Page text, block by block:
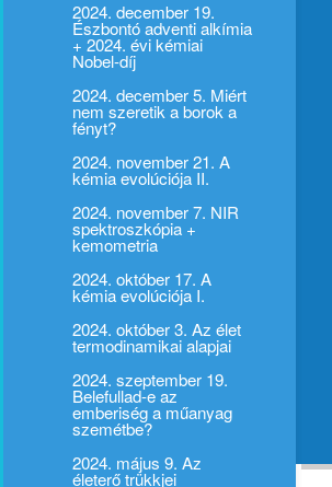
2024. december 19.
Észbontó adventi alkímia
+ 2024. évi kémiai
Nobel-díj
2024. december 5. Miért
nem szeretik a borok a
fényt?
2024. november 21. A
kémia evolúciója II.
2024. november 7. NIR
spektroszkópia +
kemometria
2024. október 17. A
kémia evolúciója I.
2024. október 3. Az élet
termodinamikai alapjai
2024. szeptember 19.
Belefullad-e az
emberiség a műanyag
szemétbe?
2024. május 9. Az
életerő trükkjei